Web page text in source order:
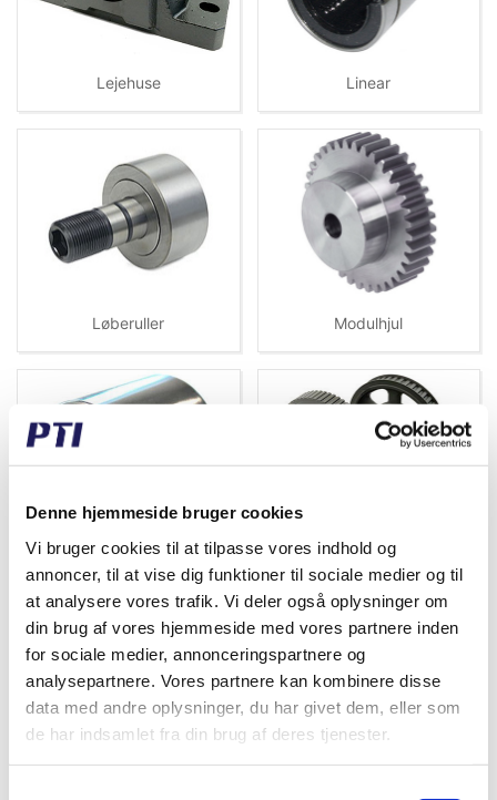
Denne hjemmeside bruger cookies
Vi bruger cookies til at tilpasse vores indhold og
annoncer, til at vise dig funktioner til sociale medier og til
at analysere vores trafik. Vi deler også oplysninger om
din brug af vores hjemmeside med vores partnere inden
for sociale medier, annonceringspartnere og
analysepartnere. Vores partnere kan kombinere disse
data med andre oplysninger, du har givet dem, eller som
de har indsamlet fra din brug af deres tjenester.
Lejehuse Linear
Løberuller Modulhjul
Nålelejer Remskiver